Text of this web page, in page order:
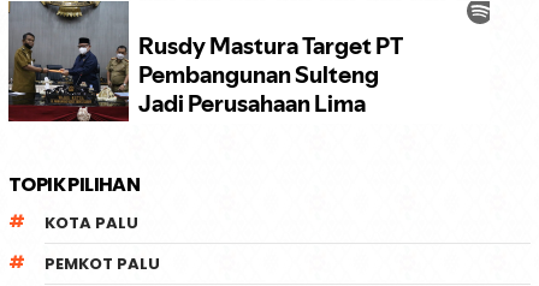
TOPIK PILIHAN
KOTA PALU
PEMKOT PALU